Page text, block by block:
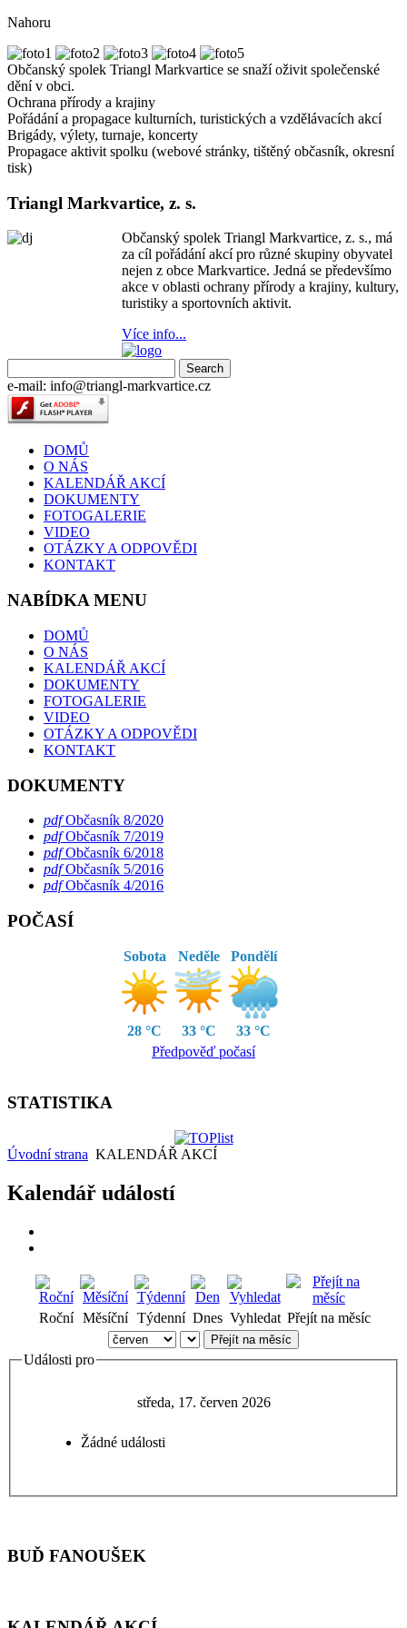
Nahoru
Občanský spolek Triangl Markvartice se snaží oživit společenské
dění v obci.
Ochrana přírody a krajiny
Pořádání a propagace kulturních, turistických a vzdělávacích akcí
Brigády, výlety, turnaje, koncerty
Propagace aktivit spolku (webové stránky, tištěný občasník, okresní
tisk)
Triangl Markvartice, z. s.
Občanský spolek Triangl Markvartice, z. s., má
za cíl pořádání akcí pro různé skupiny obyvatel
nejen z obce Markvartice. Jedná se předevšímo
akce v oblasti ochrany přírody a krajiny, kultury,
turistiky a sportovních aktivit.
Více info...
e-mail: info@triangl-markvartice.cz
DOMŮ
O NÁS
KALENDÁŘ AKCÍ
DOKUMENTY
FOTOGALERIE
VIDEO
OTÁZKY A ODPOVĚDI
KONTAKT
NABÍDKA MENU
DOMŮ
O NÁS
KALENDÁŘ AKCÍ
DOKUMENTY
FOTOGALERIE
VIDEO
OTÁZKY A ODPOVĚDI
KONTAKT
DOKUMENTY
pdf Občasník 8/2020
pdf Občasník 7/2019
pdf Občasník 6/2018
pdf Občasník 5/2016
pdf Občasník 4/2016
POČASÍ
Sobota
28 °C
Neděle
33 °C
Pondělí
33 °C
Předpověď počasí
STATISTIKA
Úvodní strana KALENDÁŘ AKCÍ
Kalendář událostí
Roční Měsíční Týdenní Dnes Vyhledat Přejít na měsíc
Přejít na měsíc
Události pro
středa, 17. červen 2026
Žádné události
BUĎ FANOUŠEK